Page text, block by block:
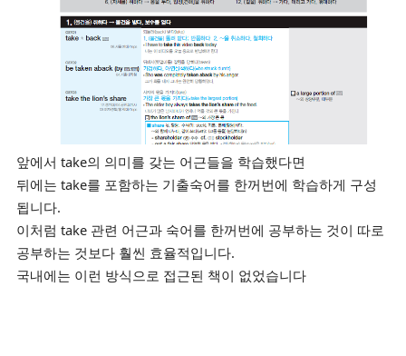
앞에서 take의 의미를 갖는 어근들을 학습했다면
뒤에는 take를 포함하는 기출숙어를 한꺼번에 학습하게 구성
됩니다.
이처럼 take 관련 어근과 숙어를 한꺼번에 공부하는 것이 따로
공부하는 것보다 훨씬 효율적입니다.
국내에는 이런 방식으로 접근된 책이 없었습니다